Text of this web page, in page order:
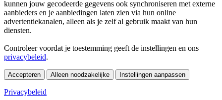
kunnen jouw gecodeerde gegevens ook synchroniseren met externe
aanbieders en je aanbiedingen laten zien via hun online
advertentiekanalen, alleen als je zelf al gebruik maakt van hun
diensten.
Controleer voordat je toestemming geeft de instellingen en ons
privacybeleid.
Accepteren Alleen noodzakelijke Instellingen aanpassen
Privacybeleid